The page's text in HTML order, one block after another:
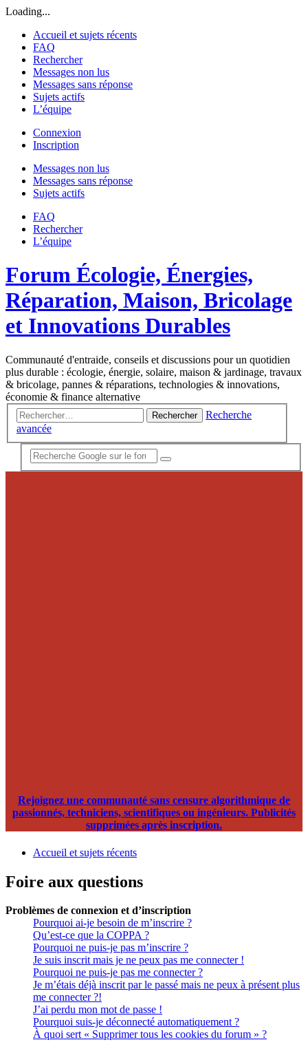
Loading...
Accueil et sujets récents
FAQ
Rechercher
Messages non lus
Messages sans réponse
Sujets actifs
L’équipe
Connexion
Inscription
Messages non lus
Messages sans réponse
Sujets actifs
FAQ
Rechercher
L’équipe
Forum Écologie, Énergies,
Réparation, Maison, Bricolage
et Innovations Durables
Communauté d'entraide, conseils et discussions pour un quotidien
plus durable : écologie, énergie, solaire, maison & jardinage, travaux
& bricolage, pannes & réparations, technologies & innovations,
économie & finance alternative
Rechercher
Recherche
avancée
Rejoignez une communauté sans censure algorithmique de
passionnés, techniciens, scientifiques ou ingénieurs. Publicités
supprimées après inscription.
Accueil et sujets récents
Foire aux questions
Problèmes de connexion et d’inscription
Pourquoi ai-je besoin de m’inscrire ?
Qu’est-ce que la COPPA ?
Pourquoi ne puis-je pas m’inscrire ?
Je suis inscrit mais je ne peux pas me connecter !
Pourquoi ne puis-je pas me connecter ?
Je m’étais déjà inscrit par le passé mais ne peux à présent plus
me connecter ?!
J’ai perdu mon mot de passe !
Pourquoi suis-je déconnecté automatiquement ?
À quoi sert « Supprimer tous les cookies du forum » ?